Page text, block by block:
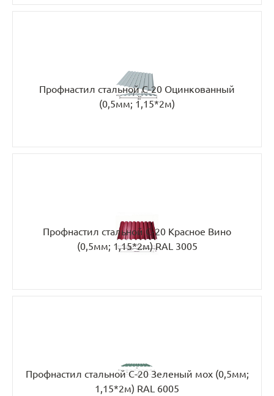
Профнастил стальной С-20 Оцинкованный
(0,5мм; 1,15*2м)
Профнастил стальной С-20 Красное Вино
(0,5мм; 1,15*2м) RAL 3005
Профнастил стальной С-20 Зеленый мох (0,5мм;
1,15*2м) RAL 6005